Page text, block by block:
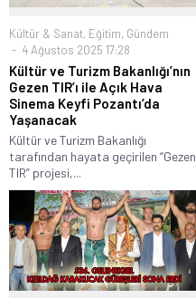
Kültür & Sanat, Eğitim, Gündem
4 Ağustos 2025 17:28
Kültür ve Turizm Bakanlığı’nın
Gezen TIR’ı ile Açık Hava
Sinema Keyfi Pozantı’da
Yaşanacak
Kültür ve Turizm Bakanlığı
tarafından hayata geçirilen “Gezen
TIR” projesi,...